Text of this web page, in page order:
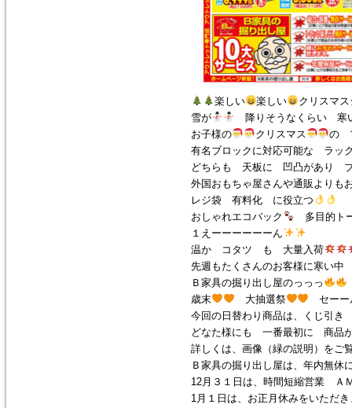
楽しい 楽しい
クリスマ
雪が
降りそうなくらい 寒
お子様の
クリスマス
の
有名ブロックに対応可能な ラ
どちらも 天板に 凹凸があり ブ
外国おもちゃ屋さんや通販よりも
レジ袋 有料化 に役立つ
おしゃれエコバック
多目的ト
１えーーーーーーん
温か コタツ も 大量入荷
先週もたくさんのお客様に寒い
Ｂ家具の掘り出し屋のっっっ
歳末
大抽選祭
セーー
今回の日替わり商品は、くじ引
どなた様にも 一番最初に 商品
詳しくは、画像（緑の説明）をご
Ｂ家具の掘り出し屋は、年内無
12月３１日は、時間短縮営業 Ａ
1月１日は、お正月休みをいただ